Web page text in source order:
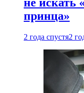
принца»
2 года спустя2